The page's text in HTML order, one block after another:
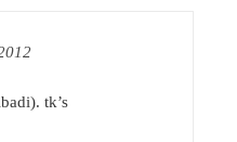
tk’s